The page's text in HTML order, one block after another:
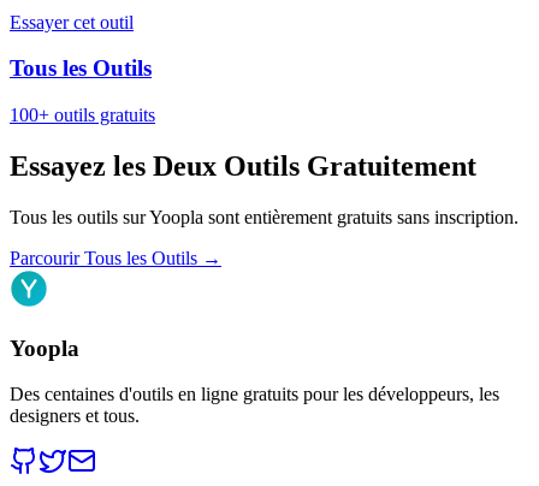
Essayer cet outil
Tous les Outils
100+ outils gratuits
Essayez les Deux Outils Gratuitement
Tous les outils sur Yoopla sont entièrement gratuits sans inscription.
Parcourir Tous les Outils →
Yoopla
Des centaines d'outils en ligne gratuits pour les développeurs, les
designers et tous.